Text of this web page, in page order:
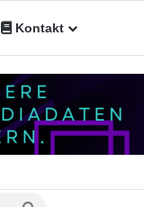
Kontakt